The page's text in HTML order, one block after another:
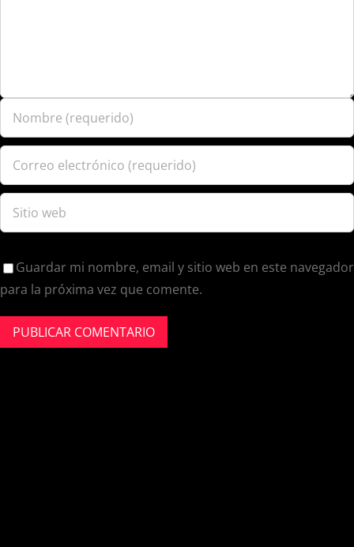
Guardar mi nombre, email y sitio web en este navegador
para la próxima vez que comente.